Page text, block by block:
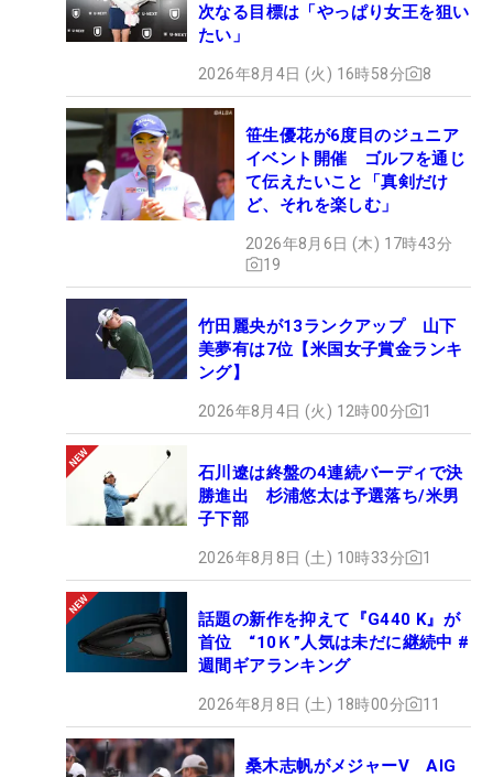
次なる目標は「やっぱり女王を狙い
たい」
2026年8月4日 (火) 16時58分 8
笹生優花が6度目のジュニア
イベント開催 ゴルフを通じ
て伝えたいこと「真剣だけ
ど、それを楽しむ」
2026年8月6日 (木) 17時43分
19
竹田麗央が13ランクアップ 山下
美夢有は7位【米国女子賞金ランキ
ング】
2026年8月4日 (火) 12時00分 1
石川遼は終盤の4連続バーディで決
勝進出 杉浦悠太は予選落ち/米男
子下部
2026年8月8日 (土) 10時33分 1
話題の新作を抑えて『G440 K』が
首位 “10Ｋ”人気は未だに継続中 #
週間ギアランキング
2026年8月8日 (土) 18時00分 11
桑木志帆がメジャーV AIG